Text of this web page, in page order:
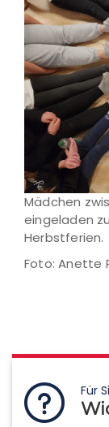
Mädchen
eingeladen
Herbstferien.
Foto: Anette
Für